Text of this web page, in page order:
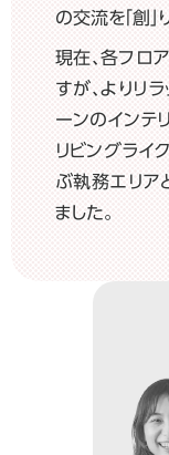
の交流を「創」
現在、各フロ
すが、よりリ
ーンのインテ
リビングライ
ぶ執務エリア
ました。